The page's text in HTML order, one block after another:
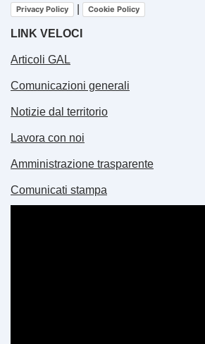
Privacy Policy Cookie Policy
LINK VELOCI
Articoli GAL
Comunicazioni generali
Notizie dal territorio
Lavora con noi
Amministrazione trasparente
Comunicati stampa